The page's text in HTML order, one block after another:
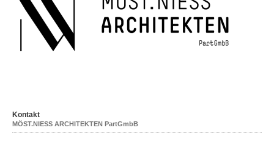
Kontakt
MÖST.NIESS ARCHITEKTEN PartGmbB